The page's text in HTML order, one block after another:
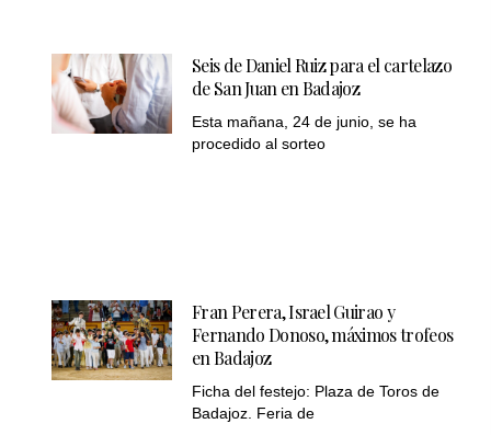
Seis de Daniel Ruiz para el cartelazo
de San Juan en Badajoz
Esta mañana, 24 de junio, se ha
procedido al sorteo
Fran Perera, Israel Guirao y
Fernando Donoso, máximos trofeos
en Badajoz
Ficha del festejo: Plaza de Toros de
Badajoz. Feria de